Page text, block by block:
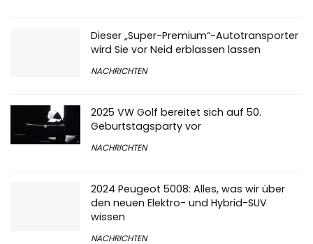
Dieser „Super-Premium“-Autotransporter
wird Sie vor Neid erblassen lassen
2025 VW Golf bereitet sich auf 50.
Geburtstagsparty vor
2024 Peugeot 5008: Alles, was wir über
den neuen Elektro- und Hybrid-SUV
wissen